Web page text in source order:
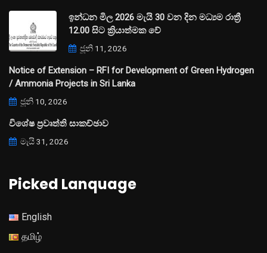
ඉන්ධන මිල 2026 මැයි 30 වන දින මධ්‍යම රාත්‍රී
12.00 සිට ක්‍රියාත්මක වේ
ජූනි 11, 2026
Notice of Extension – RFI for Development of Green Hydrogen
/ Ammonia Projects in Sri Lanka
ජූනි 10, 2026
විශේෂ ප්‍රවෘත්ති සාකච්ඡාව
මැයි 31, 2026
Picked Lanquage
English
தமிழ்